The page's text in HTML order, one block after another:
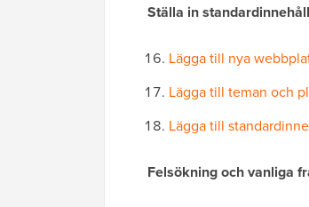
Ställa in
Lägga till nya
Lägga till teman och
Lägga till
Felsökning och vanliga